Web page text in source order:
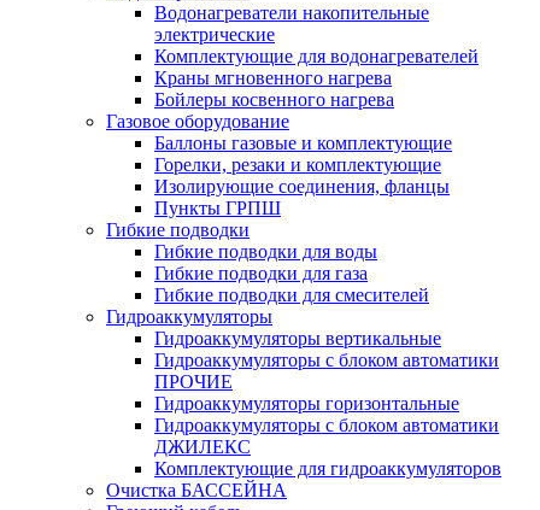
Водонагреватели накопительные
электрические
Комплектующие для водонагревателей
Краны мгновенного нагрева
Бойлеры косвенного нагрева
Газовое оборудование
Баллоны газовые и комплектующие
Горелки, резаки и комплектующие
Изолирующие соединения, фланцы
Пункты ГРПШ
Гибкие подводки
Гибкие подводки для воды
Гибкие подводки для газа
Гибкие подводки для смесителей
Гидроаккумуляторы
Гидроаккумуляторы вертикальные
Гидроаккумуляторы с блоком автоматики
ПРОЧИЕ
Гидроаккумуляторы горизонтальные
Гидроаккумуляторы с блоком автоматики
ДЖИЛЕКС
Комплектующие для гидроаккумуляторов
Очистка БАССЕЙНА